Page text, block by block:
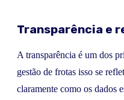
Transparência e
A transparência é um dos
gestão de frotas isso se
claramente como os dados